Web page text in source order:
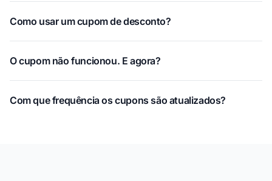
Como usar um cupom de desconto?
O cupom não funcionou. E agora?
Com que frequência os cupons são atualizados?